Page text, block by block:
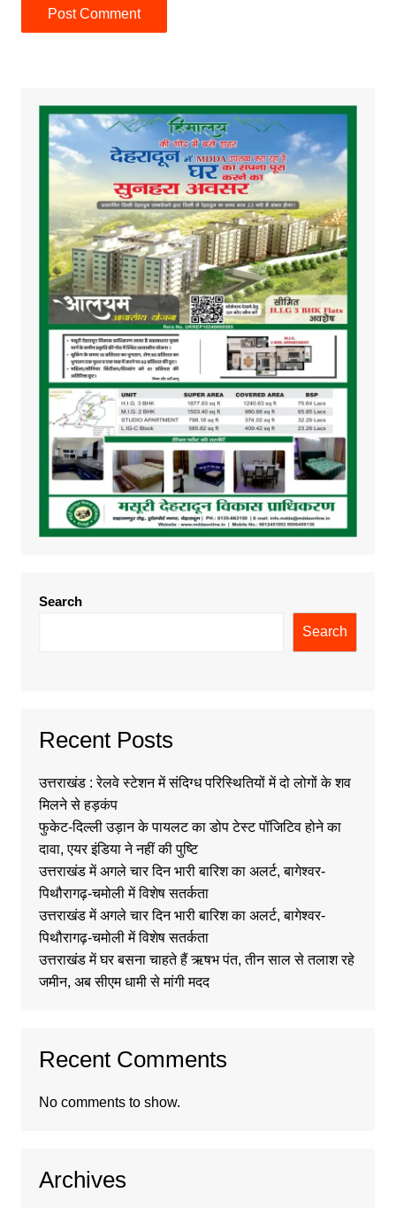
Search
Search
Recent Posts
उत्तराखंड : रेलवे स्टेशन में संदिग्ध परिस्थितियों में दो लोगों के शव
मिलने से हड़कंप
फुकेट-दिल्ली उड़ान के पायलट का डोप टेस्ट पॉजिटिव होने का
दावा, एयर इंडिया ने नहीं की पुष्टि
उत्तराखंड में अगले चार दिन भारी बारिश का अलर्ट, बागेश्वर-
पिथौरागढ़-चमोली में विशेष सतर्कता
उत्तराखंड में अगले चार दिन भारी बारिश का अलर्ट, बागेश्वर-
पिथौरागढ़-चमोली में विशेष सतर्कता
उत्तराखंड में घर बसना चाहते हैं ऋषभ पंत, तीन साल से तलाश रहे
जमीन, अब सीएम धामी से मांगी मदद
Recent Comments
No comments to show.
Archives